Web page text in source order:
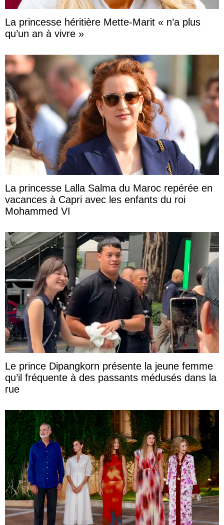
La princesse héritière Mette-Marit « n’a plus
qu’un an à vivre »
La princesse Lalla Salma du Maroc repérée en
vacances à Capri avec les enfants du roi
Mohammed VI
Le prince Dipangkorn présente la jeune femme
qu’il fréquente à des passants médusés dans la
rue